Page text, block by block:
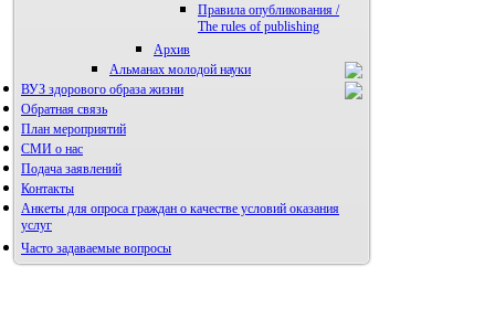
Правила опубликования /
The rules of publishing
Архив
Альманах молодой науки
Редакция журнала
ВУЗ здорового образа жизни
Фотогалерея
Обратная связь
План мероприятий
СМИ о нас
Подача заявлений
Контакты
Анкеты для опроса граждан о качестве условий оказания
услуг
Часто задаваемые вопросы